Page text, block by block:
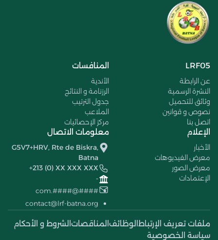
LRF05
عن الرابطة
النشرة الرسمية
وثائق للتحميل
نصوص و قوانين
اتصل بنا
المنافسات
الأندية
الرزنامة و النتائج
جدول الترتيب
الملاعب
مركز الإحصائيات
الإعلام
الأخبار
معرض الفيديوهات
معرض الصور
الإعتمادات
معلومات الاتصال
G5V7+HRV, Rte de Biskra,
Batna
+213 (0) XX XXX XXX
-
####@####.com
contact@lrf-batna.org
ملفات تعريف الإرتباط الوظائف المناقصات الشروط و الأحكام
سياسة الخصوصية